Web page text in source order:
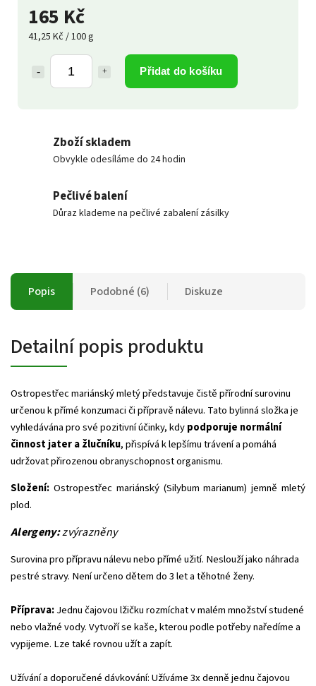
165 Kč
41,25 Kč / 100 g
Přidat do košíku
Zboží skladem
Obvykle odesíláme do 24 hodin
Pečlivé balení
Důraz klademe na pečlivé zabalení zásilky
Popis Podobné (6) Diskuze
Detailní popis produktu
Ostropestřec mariánský mletý představuje čistě přírodní surovinu
určenou k přímé konzumaci či přípravě nálevu. Tato bylinná složka je
vyhledávána pro své pozitivní účinky, kdypodporuje normální
činnost jater a žlučníku, přispívá k lepšímu trávení a pomáhá
udržovat přirozenou obranyschopnost organismu.
Složení: Ostropestřec mariánský (Silybum marianum) jemně mletý
plod.
Alergeny:zvýrazněny
Surovina pro přípravu nálevu nebo přímé užití. Neslouží jako náhrada
pestré stravy. Není určeno dětem do 3 let a těhotné ženy.
Příprava:Jednu čajovou lžičku rozmíchat v malém množství studené
nebo vlažné vody. Vytvoří se kaše, kterou podle potřeby naředíme a
vypijeme. Lze také rovnou užít a zapít.
Užívání a doporučené dávkování: Užíváme 3x denně jednu čajovou